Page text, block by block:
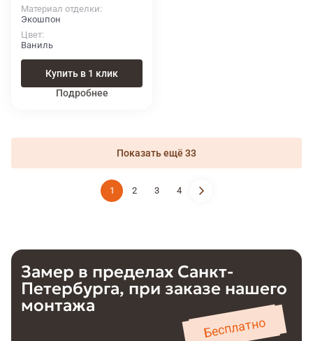
Материал отделки
Экошпон
Цвет
Ваниль
Купить в 1 клик
Подробнее
Показать ещё 33
1 2 3 4
Замер в пределах Санкт-
Петербурга, при заказе нашего
монтажа
Бесплатно